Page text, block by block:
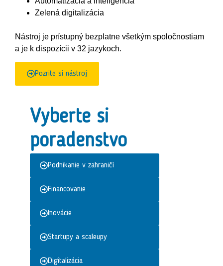
Zelená digitalizácia
Nástroj je prístupný bezplatne všetkým spoločnostiam
a je k dispozícii v 32 jazykoch.
Pozrite si nástroj
Vyberte si
poradenstvo
Podnikanie v zahraničí
Financovanie
Inovácie
Startupy a scaleupy
Digitalizácia